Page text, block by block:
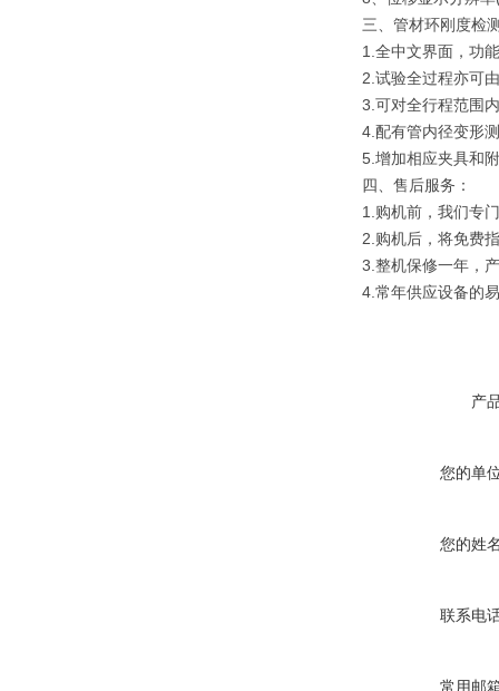
三、管材环刚度检
1.全中文界面，功
2.试验全过程亦可
3.可对全行程范围
4.配有管内径变形
5.增加相应夹具和
四、 售后服务：
1.购机前，我们专
2.购机后，将免费
3.整机保修一年，
4.常年供应设备的
产
您的单
您的姓
联系电
常用邮